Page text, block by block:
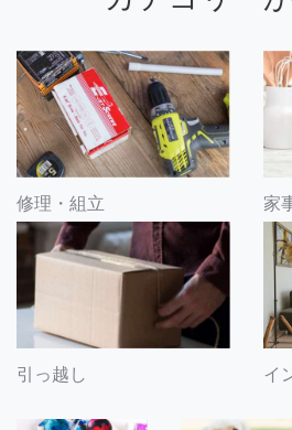
修理・組立 家
引っ越し イ